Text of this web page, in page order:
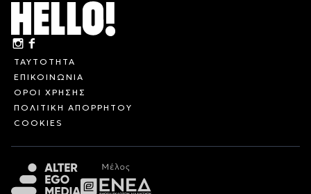
ΤΑΥΤΟΤΗΤΑ
ΕΠΙΚΟΙΝΩΝΙΑ
ΟΡΟΙ ΧΡΗΣΗΣ
ΠΟΛΙΤΙΚΗ ΑΠΟΡΡΗΤΟΥ
COOKIES